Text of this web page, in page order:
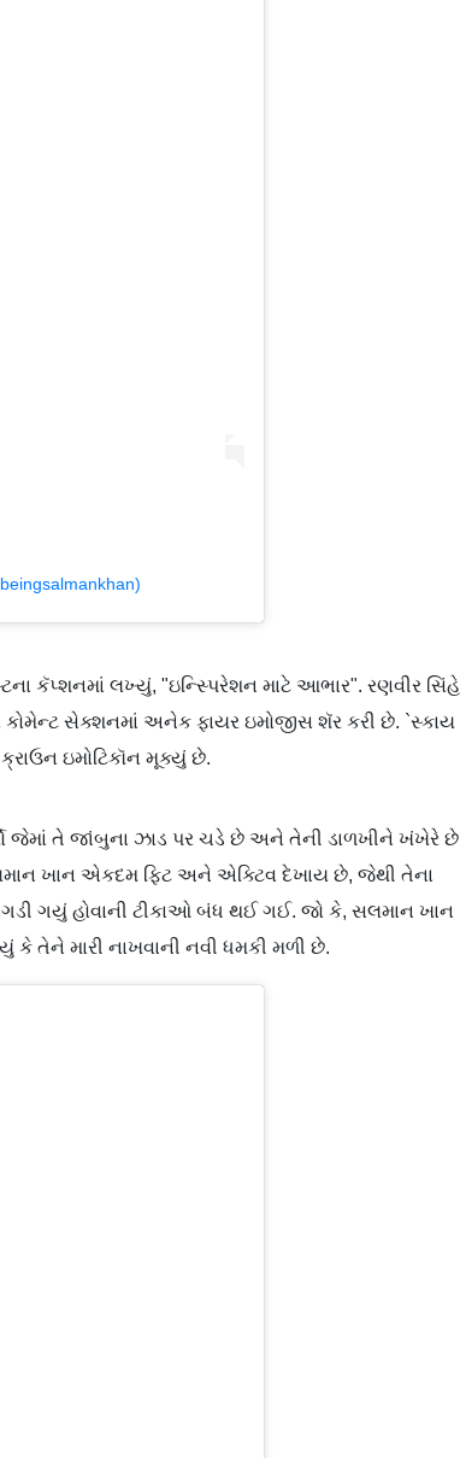
કૅપ્શનમાં લખ્યું, "ઇન્સ્પિરેશન માટે આભાર". રણવીર સિંહે
કોમેન્ટ સેક્શનમાં અનેક ફાયર ઇમોજીસ શૅર કરી છે. `સ્કાય
ઇમોટિકૉન મૂક્યું છે.
જેમાં તે જાંબુના ઝાડ પર ચડે છે અને તેની ડાળખીને ખંખેરે છે
ખાન એકદમ ફિટ અને એક્ટિવ દેખાય છે, જેથી તેના
ગયું હોવાની ટીકાઓ બંધ થઈ ગઈ. જો કે, સલમાન ખાન
તેને મારી નાખવાની નવી ધમકી મળી છે.